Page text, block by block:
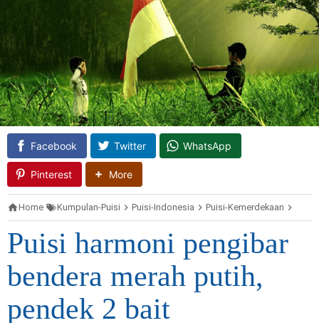
Facebook Twitter WhatsApp
Pinterest More
Home Kumpulan-Puisi Puisi-Indonesia Puisi-Kemerdekaan
Puisi harmoni pengibar
bendera merah putih,
pendek 2 bait